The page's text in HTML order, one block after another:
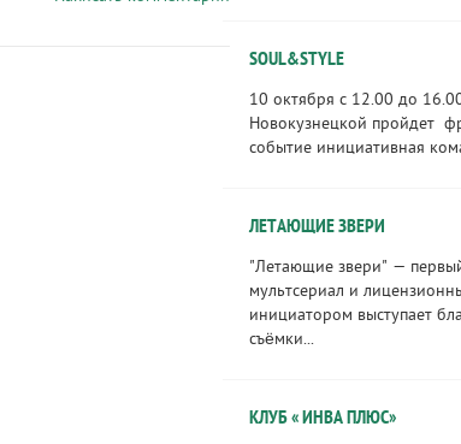
SOUL&STYLE
10 октября с 12.00 до
Новокузнецкой пройдет
событие инициативная
ЛЕТАЮЩИЕ ЗВЕРИ
"Летающие звери" —
мультсериал и
инициатором выступает
съёмки...
КЛУБ « ИНВА ПЛЮС»